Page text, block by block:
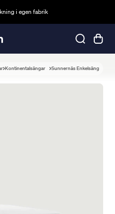
i egen fabrik
Kontinentalsängar Sunnernäs Enkelsäng